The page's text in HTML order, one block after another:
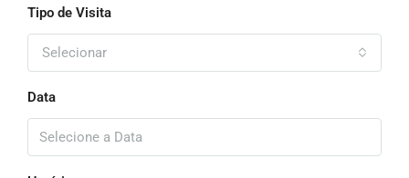
Tipo de Visita
Selecionar
Data